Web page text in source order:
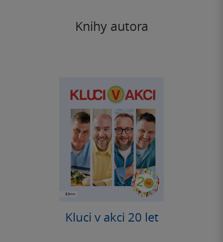
Knihy autora
Kluci v akci 20 let